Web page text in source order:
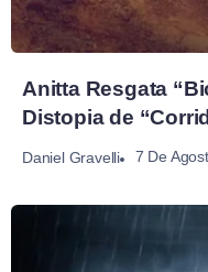
Anitta Resgata
Distopia de
Daniel Gravelli 7 De